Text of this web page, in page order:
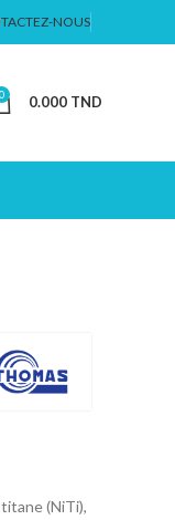
NOUS
0 0.000 TND
(NiTi),